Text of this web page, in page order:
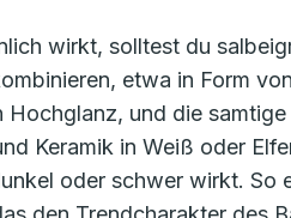
wirkt, solltest du
etwa in Form
und die
Keramik in Weiß oder
oder schwer wirkt. So